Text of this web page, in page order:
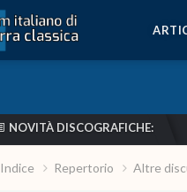
NOVITÀ DISCOGRAFICHE:
Indice Repertorio Altre